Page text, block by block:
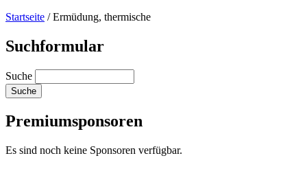
Startseite /Ermüdung, thermische
Suchformular
Suche
Premiumsponsoren
Es sind noch keine Sponsoren verfügbar.